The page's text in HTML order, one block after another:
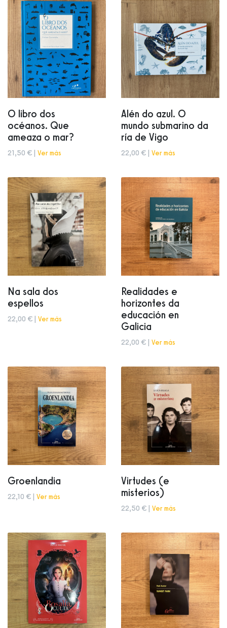
O libro dos
océanos. Que
ameaza o mar?
21,50 € | Ver más
Alén do azul. O
mundo submarino da
ría de Vigo
22,00 € | Ver más
Na sala dos
espellos
22,00 € | Ver más
Realidades e
horizontes da
educación en
Galicia
22,00 € | Ver más
Groenlandia
22,10 € | Ver más
Virtudes (e
misterios)
22,50 € | Ver más